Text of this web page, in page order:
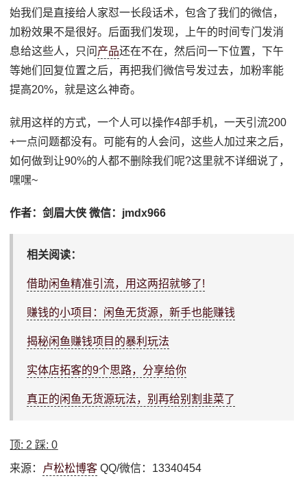
始我们是直接给人家怼⼀⻓段话术，包含了我们的微信，
加粉效果不是很好。后面我们发现，上午的时间专⻔发消
息给这些人，只问 产品还在不在，然后问⼀下位置，下午
等她们回复位置之后，再把我们微信号发过去，加粉率能
提⾼20%，就是这么神奇。
就⽤这样的⽅式，⼀个⼈可以操作4部⼿机，⼀天引流200
+⼀点问题都没有。可能有的人会问，这些人加过来之后，
如何做到让90%的人都不删除我们呢?这里就不详细说了，
嘿嘿~
作者：剑眉大侠 微信：jmdx966
相关阅读：
借助闲鱼精准引流，用这两招就够了!
赚钱的小项目：闲鱼无货源，新手也能赚钱
揭秘闲鱼赚钱项目的暴利玩法
实体店拓客的9个思路，分享给你
真正的闲鱼无货源玩法，别再给别割韭菜了
顶: 2 踩:0
来源： 卢松松博客 QQ/微信：13340454